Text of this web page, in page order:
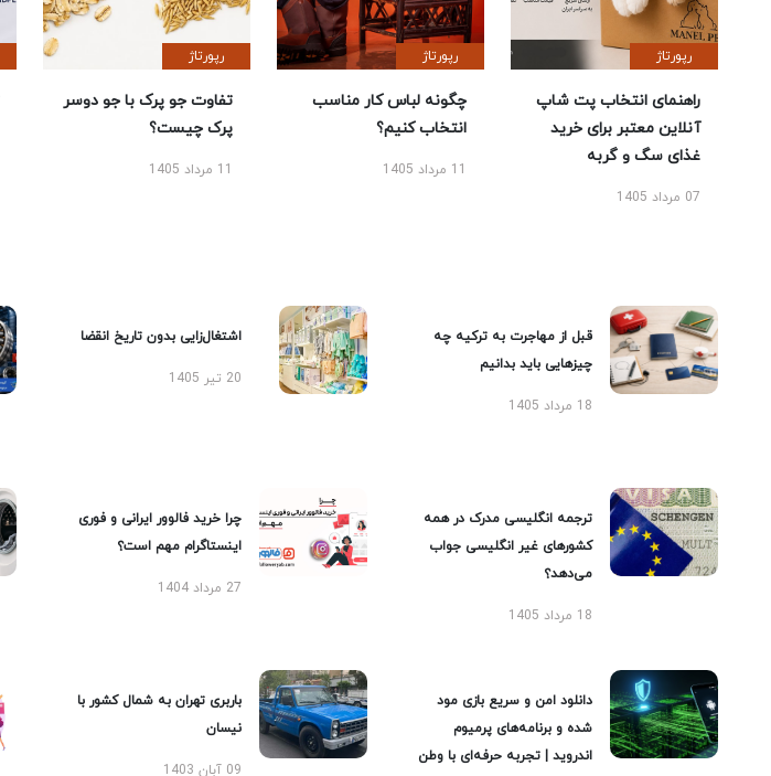
رپورتاژ
راهنمای انتخاب پت شاپ
آنلاین معتبر برای خرید
غذای سگ و گربه
07 مرداد 1405
رپورتاژ
چگونه لباس کار مناسب
انتخاب کنیم؟
11 مرداد 1405
رپورتاژ
تفاوت جو پرک با جو دوسر
پرک چیست؟
11 مرداد 1405
قبل از مهاجرت به ترکیه چه
چیزهایی باید بدانیم
18 مرداد 1405
اشتغال‌زایی بدون تاریخ انقضا
20 تیر 1405
ترجمه انگلیسی مدرک در همه
کشورهای غیر انگلیسی جواب
می‌دهد؟
18 مرداد 1405
چرا خرید فالوور ایرانی و فوری
اینستاگرام مهم است؟
27 مرداد 1404
دانلود امن و سریع بازی مود
شده و برنامه‌های پرمیوم
اندروید | تجربه حرفه‌ای با وطن
باربری تهران به شمال کشور با
نیسان
09 آبان 1403